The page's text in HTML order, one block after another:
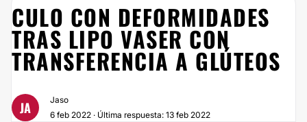
AUMENTO GLÚTEOS
CULO CON DEFORMIDADES
TRAS LIPO VASER CON
TRANSFERENCIA A GLÚTEOS
JA
Jaso
6 feb 2022 · Última respuesta: 13 feb 2022